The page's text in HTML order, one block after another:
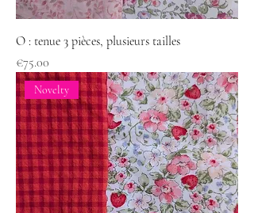
O : tenue 3 pièces, plusieurs tailles
Price
€75.00
Novelty